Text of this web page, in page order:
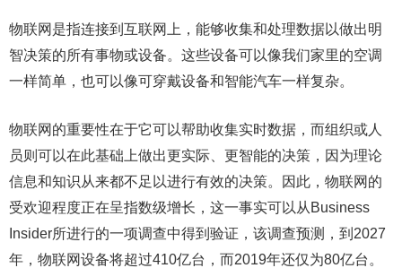
物联网是指连接到互联网上，能够收集和处理数据以做出明
智决策的所有事物或设备。这些设备可以像我们家里的空调
一样简单，也可以像可穿戴设备和智能汽车一样复杂。
物联网的重要性在于它可以帮助收集实时数据，而组织或人
员则可以在此基础上做出更实际、更智能的决策，因为理论
信息和知识从来都不足以进行有效的决策。因此，物联网的
受欢迎程度正在呈指数级增长，这一事实可以从Business
Insider所进行的一项调查中得到验证，该调查预测，到2027
年，物联网设备将超过410亿台，而2019年还仅为80亿台。